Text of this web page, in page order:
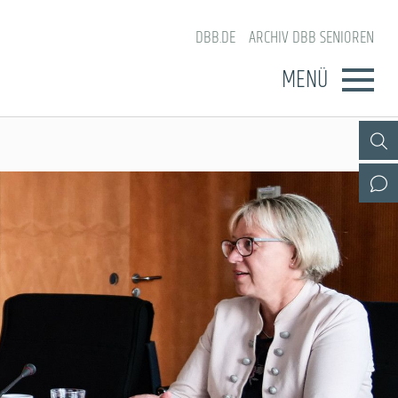
DBB.DE ARCHIV DBB SENIOREN
MENÜ